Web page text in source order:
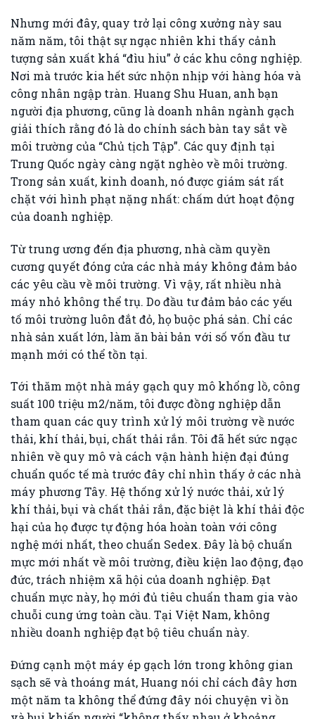
Nhưng mới đây, quay trở lại công xưởng này sau
năm năm, tôi thật sự ngạc nhiên khi thấy cảnh
tượng sản xuất khá “đìu hiu” ở các khu công nghiệp.
Nơi mà trước kia hết sức nhộn nhịp với hàng hóa và
công nhân ngập tràn. Huang Shu Huan, anh bạn
người địa phương, cũng là doanh nhân ngành gạch
giải thích rằng đó là do chính sách bàn tay sắt về
môi trường của “Chủ tịch Tập”. Các quy định tại
Trung Quốc ngày càng ngặt nghèo về môi trường.
Trong sản xuất, kinh doanh, nó được giám sát rất
chặt với hình phạt nặng nhất: chấm dứt hoạt động
của doanh nghiệp.
Từ trung ương đến địa phương, nhà cầm quyền
cương quyết đóng cửa các nhà máy không đảm bảo
các yêu cầu về môi trường. Vì vậy, rất nhiều nhà
máy nhỏ không thể trụ. Do đầu tư đảm bảo các yếu
tố môi trường luôn đắt đỏ, họ buộc phá sản. Chỉ các
nhà sản xuất lớn, làm ăn bài bản với số vốn đầu tư
mạnh mới có thể tồn tại.
Tới thăm một nhà máy gạch quy mô khổng lồ, công
suất 100 triệu m2/năm, tôi được đồng nghiệp dẫn
tham quan các quy trình xử lý môi trường về nước
thải, khí thải, bụi, chất thải rắn. Tôi đã hết sức ngạc
nhiên về quy mô và cách vận hành hiện đại đúng
chuẩn quốc tế mà trước đây chỉ nhìn thấy ở các nhà
máy phương Tây. Hệ thống xử lý nước thải, xử lý
khí thải, bụi và chất thải rắn, đặc biệt là khí thải độc
hại của họ được tự động hóa hoàn toàn với công
nghệ mới nhất, theo chuẩn Sedex. Đây là bộ chuẩn
mực mới nhất về môi trường, điều kiện lao động, đạo
đức, trách nhiệm xã hội của doanh nghiệp. Đạt
chuẩn mực này, họ mới đủ tiêu chuẩn tham gia vào
chuỗi cung ứng toàn cầu. Tại Việt Nam, không
nhiều doanh nghiệp đạt bộ tiêu chuẩn này.
Đứng cạnh một máy ép gạch lớn trong không gian
sạch sẽ và thoáng mát, Huang nói chỉ cách đây hơn
một năm ta không thể đứng đây nói chuyện vì ồn